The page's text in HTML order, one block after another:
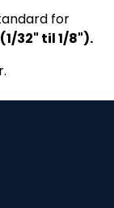
for
32" til 1/8").